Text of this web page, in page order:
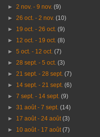
►2 nov. - 9 nov.(9)
►26 oct. - 2 nov.(10)
► 19 oct. - 26 oct.(9)
► 12 oct. - 19 oct.(8)
►5 oct. - 12 oct.(7)
►28 sept. - 5 oct.(3)
►21 sept. - 28 sept.(7)
► 14 sept. - 21 sept.(6)
►7 sept. - 14 sept.(9)
►31 août - 7 sept.(14)
► 17 août - 24 août(3)
► 10 août - 17 août(7)